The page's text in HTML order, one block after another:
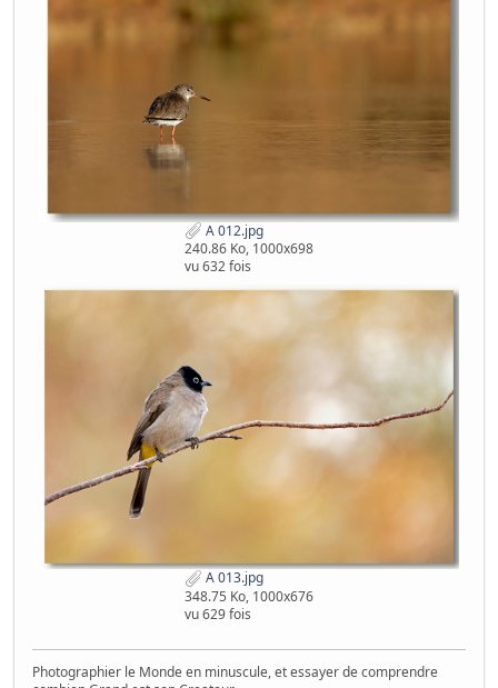
A 012.jpg
240.86 Ko, 1000x698
vu 632 fois
A 013.jpg
348.75 Ko, 1000x676
vu 629 fois
Photographier le Monde en minuscule, et essayer de comprendre